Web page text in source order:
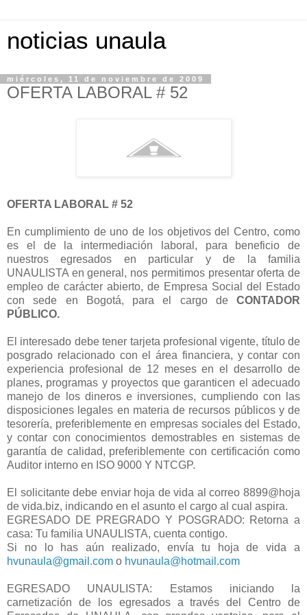
noticias unaula
miércoles, 11 de noviembre de 2009
OFERTA LABORAL # 52
OFERTA LABORAL # 52
En cumplimiento de uno de los objetivos del Centro, como
es el de la intermediación laboral, para beneficio de
nuestros egresados en particular y de la familia
UNAULISTA en general, nos permitimos presentar oferta de
empleo de carácter abierto, de Empresa Social del Estado
con sede en Bogotá, para el cargo de CONTADOR
PÚBLICO.
El interesado debe tener tarjeta profesional vigente, título de
posgrado relacionado con el área financiera, y contar con
experiencia profesional de 12 meses en el desarrollo de
planes, programas y proyectos que garanticen el adecuado
manejo de los dineros e inversiones, cumpliendo con las
disposiciones legales en materia de recursos públicos y de
tesorería, preferiblemente en empresas sociales del Estado,
y contar con conocimientos demostrables en sistemas de
garantía de calidad, preferiblemente con certificación como
Auditor interno en ISO 9000 Y NTCGP.
El solicitante debe enviar hoja de vida al correo 8899@hoja
de vida.biz, indicando en el asunto el cargo al cual aspira.
EGRESADO DE PREGRADO Y POSGRADO: Retorna a
casa: Tu familia UNAULISTA, cuenta contigo.
Si no lo has aún realizado, envía tu hoja de vida a
hvunaula@gmail.com o hvunaula@hotmail.com
EGRESADO UNAULISTA: Estamos iniciando la
carnetización de los egresados a través del Centro de